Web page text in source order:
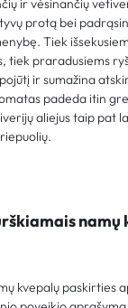
ir vėsinančių
protą bei
Tiek
tiek praradusiems
ir sumažina
padeda itin
aliejus taip pat
namų
kvepalų paskirties